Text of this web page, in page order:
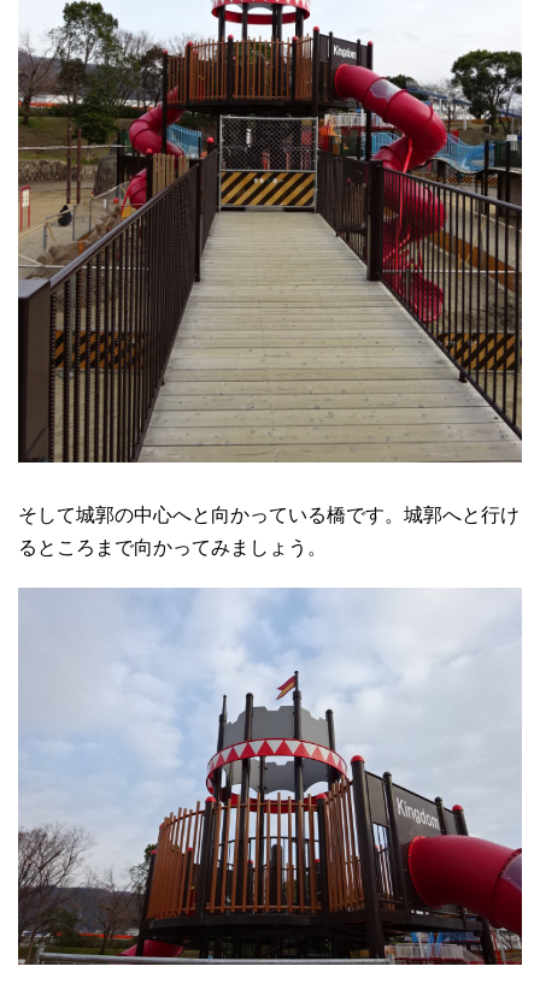
そして城郭の中心へと向かっている橋です。城郭へと行け
るところまで向かってみましょう。